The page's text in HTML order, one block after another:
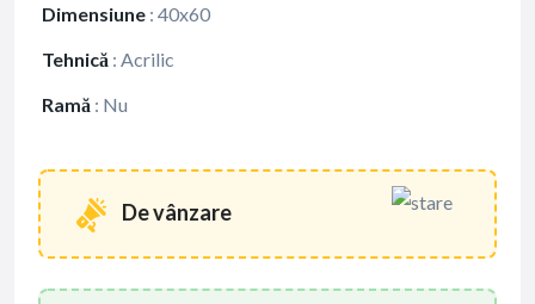
Dimensiune : 40x60
Tehnică : Acrilic
Ramă : Nu
De vânzare